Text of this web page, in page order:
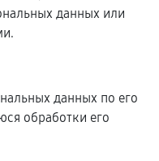
данных или
данных по его
обработки его